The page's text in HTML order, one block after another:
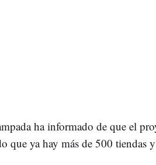
ha informado de que el
que ya hay más de 500 tiendas